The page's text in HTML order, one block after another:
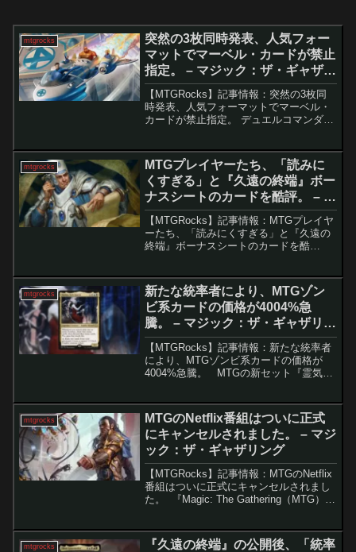
mtgrocks
突然の3枚同時発表、人気フォー
マットでマーベル・カードが禁止
指定。 – マジック：ザ・ギャザリ
ング
【MTGRocks】記事情報：突然の3枚同
時発表、人気フォーマットでマーベル・
カードが禁止指定。 デュエルコマンダー
配的となっていた状況を改善するため、3
種類の非常に...
mtgrocks
MTGプレイヤーたち、「読みに
くすぎる」と『久遠の終端』ボー
ナスシートのカードを酷評。 – マ
ジック：ザ・ギャザリング
【MTGRocks】記事情報：MTGプレイヤ
ーたち、「読みにくすぎる」と『久遠の
終端』ボーナスシートのカードを酷
ーから強い反発の声が上がりました。ア
ート重視のカ...
mtgrocks
新たな統率者により、MTGゾン
ビ系カードの価格が4004%急
騰。 – マジック：ザ・ギャザリン
グ
【MTGRocks】記事情報：新たな統率者
により、MTGゾンビ系カードの価格が
4004%急騰。 MTGの新セット『霊気走
公開された『霊気走破』の統率者デッキ
によって...
mtgrocks
MTGのNetflix番組はついに正式
にキャンセルされました。 – マジ
ック：ザ・ギャザリング
【MTGRocks】記事情報：MTGのNetflix
番組はついに正式にキャンセルされまし
た。 『Magic: The Gathering（MTG）』
や映像化の可能性...
mtgrocks
『​久遠の終端』の公開後、「統率